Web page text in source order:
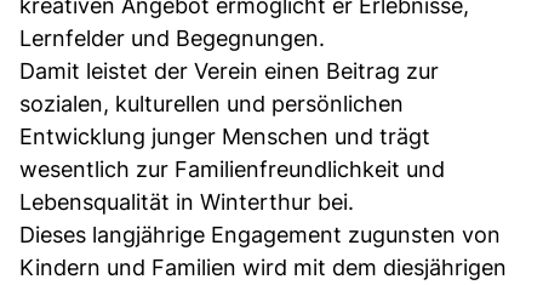
kreativen Angebot ermöglicht er Erlebnisse,
Lernfelder und Begegnungen.
Damit leistet der Verein einen Beitrag zur
sozialen, kulturellen und persönlichen
Entwicklung junger Menschen und trägt
wesentlich zur Familienfreundlichkeit und
Lebensqualität in Winterthur bei.
Dieses langjährige Engagement zugunsten von
Kindern und Familien wird mit dem diesjährigen